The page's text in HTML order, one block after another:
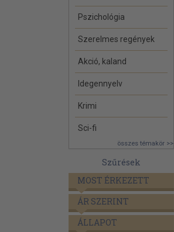
Pszichológia
Szerelmes regények
Akció, kaland
Idegennyelv
Krimi
Sci-fi
összes témakör >>
Szűrések
MOST ÉRKEZETT
ÁR SZERINT
ÁLLAPOT